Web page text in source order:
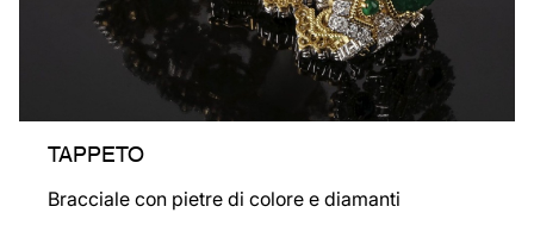
TAPPETO
Bracciale con pietre di colore e diamanti